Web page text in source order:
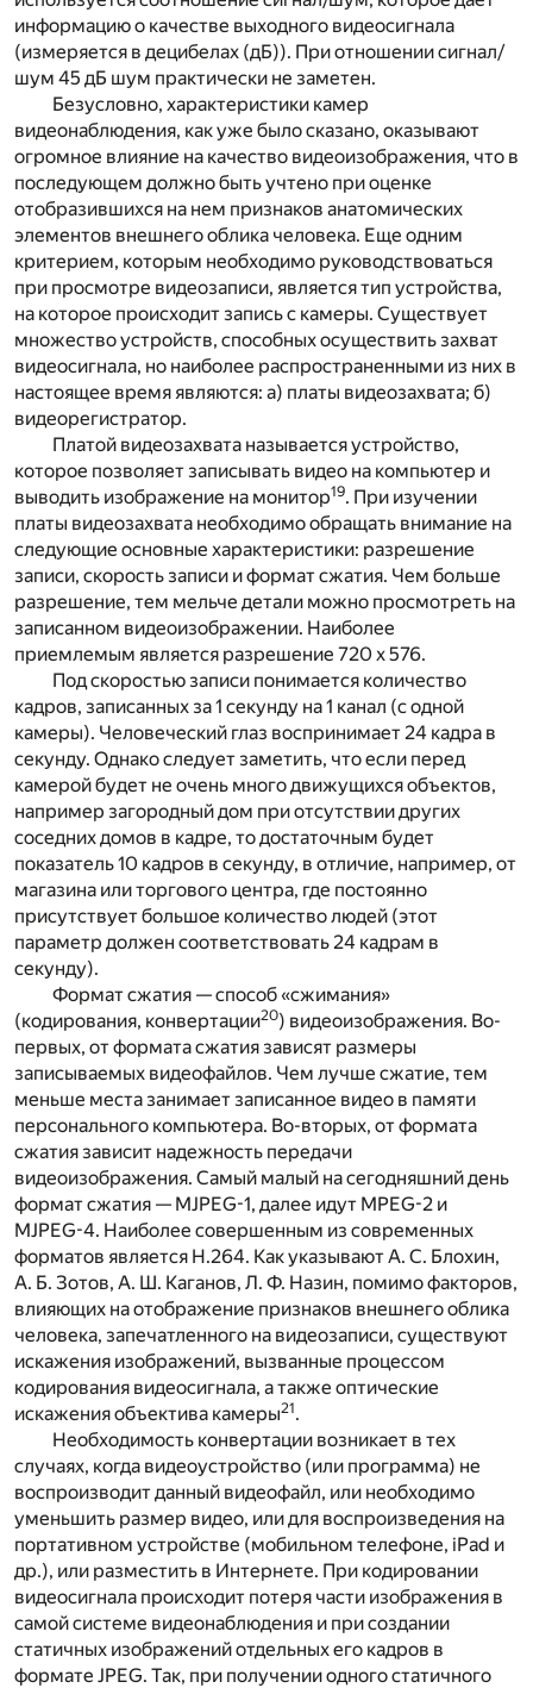
информацию о качестве выходного видеосигнала
(измеряется в децибелах (дБ)). При отношении сигнал/
шум 45 дБ шум практически не заметен.
Безусловно, характеристики камер
видеонаблюдения, как уже было сказано, оказывают
огромное влияние на качество видеоизображения, что в
последующем должно быть учтено при оценке
отобразившихся на нем признаков анатомических
элементов внешнего облика человека. Еще одним
критерием, которым необходимо руководствоваться
при просмотре видеозаписи, является тип устройства,
на которое происходит запись с камеры. Существует
множество устройств, способных осуществить захват
видеосигнала, но наиболее распространенными из них в
настоящее время являются: а) платы видеозахвата; б)
видеорегистратор.
Платой видеозахвата называется устройство,
которое позволяет записывать видео на компьютер и
выводить изображение на монитор19. При изучении
платы видеозахвата необходимо обращать внимание на
следующие основные характеристики: разрешение
записи, скорость записи и формат сжатия. Чем больше
разрешение, тем мельче детали можно просмотреть на
записанном видеоизображении. Наиболее
приемлемым является разрешение 720 х 576.
Под скоростью записи понимается количество
кадров, записанных за 1 секунду на 1 канал (с одной
камеры). Человеческий глаз воспринимает 24 кадра в
секунду. Однако следует заметить, что если перед
камерой будет не очень много движущихся объектов,
например загородный дом при отсутствии других
соседних домов в кадре, то достаточным будет
показатель 10 кадров в секунду, в отличие, например, от
магазина или торгового центра, где постоянно
присутствует большое количество людей (этот
параметр должен соответствовать 24 кадрам в
секунду).
Формат сжатия — способ «сжимания»
(кодирования, конвертации20) видеоизображения. Во-
первых, от формата сжатия зависят размеры
записываемых видеофайлов. Чем лучше сжатие, тем
меньше места занимает записанное видео в памяти
персонального компьютера. Во-вторых, от формата
сжатия зависит надежность передачи
видеоизображения. Самый малый на сегодняшний день
формат сжатия — MJPEG-1, далее идут MPEG-2 и
MJPEG-4. Наиболее совершенным из современных
форматов является H.264. Как указывают А. С. Блохин,
А. Б. Зотов, А. Ш. Каганов, Л. Ф. Назин, помимо факторов,
влияющих на отображение признаков внешнего облика
человека, запечатленного на видеозаписи, существуют
искажения изображений, вызванные процессом
кодирования видеосигнала, а также оптические
искажения объектива камеры21.
Необходимость конвертации возникает в тех
случаях, когда видео­устройство (или программа) не
воспроизводит данный видеофайл, или необходимо
уменьшить размер видео, или для воспроизведения на
портативном устройстве (мобильном телефоне, iPad и
др.), или разместить в Интернете. При кодировании
видеосигнала происходит потеря части изображения в
самой системе видеонаблюдения и при создании
статичных изображений отдельных его кадров в
формате JPEG. Так, при получении одного статичного